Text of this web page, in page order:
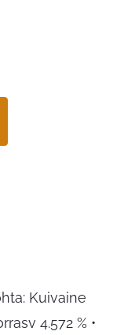
Kuivaine
4.572 % •